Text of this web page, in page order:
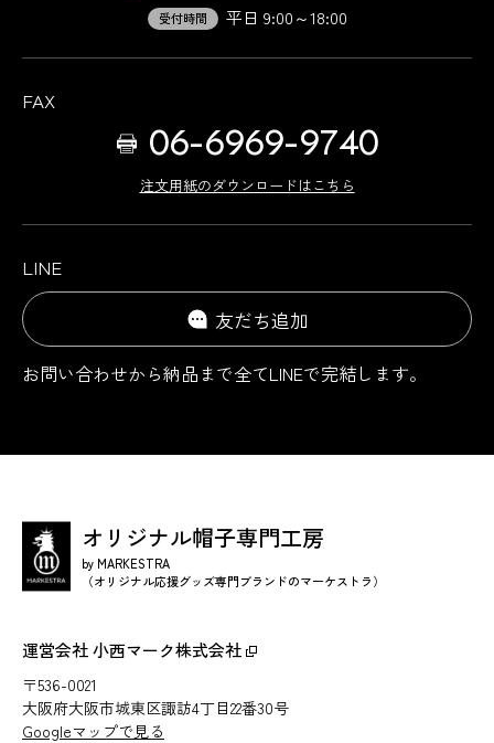
受付時間 平日 9:00～18:00
FAX
06-6969-9740
注文用紙のダウンロードはこちら
LINE
友だち追加
お問い合わせから納品まで全てLINEで完結します。
オリジナル帽子専門工房
by MARKESTRA
（オリジナル応援グッズ専門ブランドのマーケストラ）
運営会社 小西マーク株式会社
〒536-0021
大阪府大阪市城東区諏訪4丁目22番30号
Googleマップで見る